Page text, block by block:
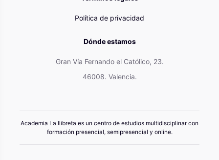
Política de privacidad
Dónde estamos
Gran Vía Fernando el Católico, 23.
46008. Valencia.
Academia La llibreta es un centro de estudios multidisciplinar con
formación presencial, semipresencial y online.